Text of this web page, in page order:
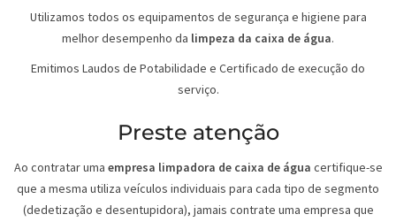
Utilizamos todos os equipamentos de segurança e higiene para
melhor desempenho da limpeza da caixa de água.
Emitimos Laudos de Potabilidade e Certificado de execução do
serviço.
Preste atenção
Ao contratar uma empresa limpadora de caixa de água certifique-se
que a mesma utiliza veículos individuais para cada tipo de segmento
(dedetização e desentupidora), jamais contrate uma empresa que